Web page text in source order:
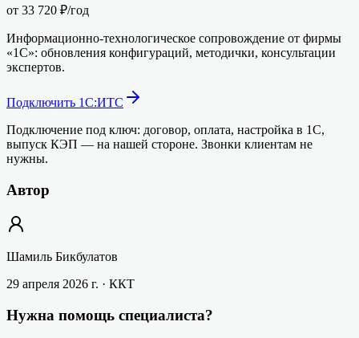
от 33 720 ₽/год
Информационно-технологическое сопровождение от фирмы
«1С»: обновления конфигураций, методички, консультации
экспертов.
Подключить 1С:ИТС
Подключение под ключ: договор, оплата, настройка в 1С,
выпуск КЭП — на нашей стороне. Звонки клиентам не
нужны.
Автор
Шамиль Бикбулатов
29 апреля 2026 г. · ККТ
Нужна помощь специалиста?